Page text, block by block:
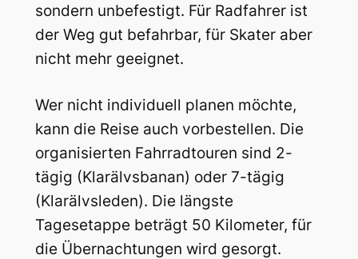
sondern unbefestigt. Für Radfahrer ist
der Weg gut befahrbar, für Skater aber
nicht mehr geeignet.
Wer nicht individuell planen möchte,
kann die Reise auch vorbestellen. Die
organisierten Fahrradtouren sind 2-
tägig (Klarälvsbanan) oder 7-tägig
(Klarälvsleden). Die längste
Tagesetappe beträgt 50 Kilometer, für
die Übernachtungen wird gesorgt.